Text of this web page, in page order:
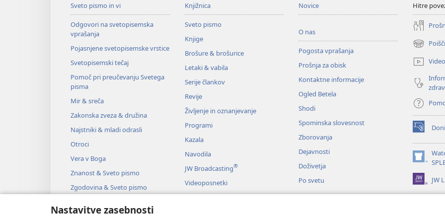
Nastavitve zasebnosti
Sveto pismo in vi
Odgovori na svetopisemska
vprašanja
Pojasnjene svetopisemske vrstice
Svetopisemski tečaj
Pomoč pri preučevanju Svetega
pisma
Mir & sreča
Zakonska zveza & družina
Najstniki & mladi odrasli
Otroci
Vera v Boga
Znanost & Sveto pismo
Zgodovina & Sveto pismo
Knjižnica
Sveto pismo
Knjige
Brošure & brošurice
Letaki & vabila
Serije člankov
Revije
Življenje in oznanjevanje
Programi
Kazala
Navodila
JW Broadcasting®
Videoposnetki
Glasba
Novice
O nas
Pogosta vprašanja
Prošnja za obisk
Kontaktne informacije
Ogled Betela
Shodi
Spominska slovesnost
Zborovanja
Dejavnosti
Doživetja
Po svetu
Hitre
(odpre
novo
okno)
(odpre
novo
okno)
(odpre
novo
okno) JW